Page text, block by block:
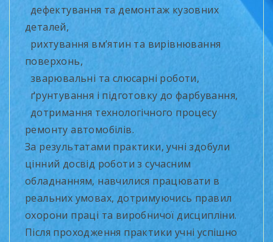
дефектування та демонтаж кузовних
деталей,
рихтування вм’ятин та вирівнювання
поверхонь,
зварювальні та слюсарні роботи,
ґрунтування і підготовку до фарбування,
дотримання технологічного процесу
ремонту автомобілів.
За результатами практики, учні здобули
цінний досвід роботи з сучасним
обладнанням, навчилися працювати в
реальних умовах, дотримуючись правил
охорони праці та виробничої дисципліни.
Після проходження практики учні успішно